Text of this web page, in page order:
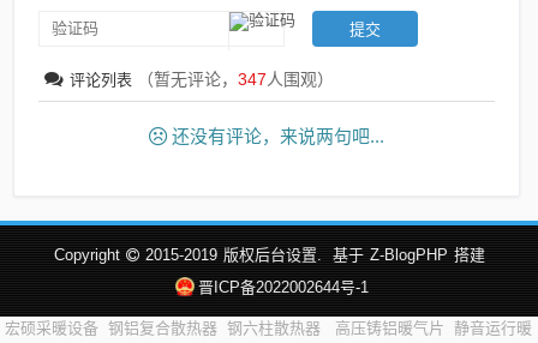
评论列表 （暂无评论，347人围观）
还没有评论，来说两句吧...
Copyright 2015-2019 版权后台设置. 基于 Z-BlogPHP 搭建
晋ICP备2022002644号-1
宏硕采暖设备 钢铝复合散热器 钢六柱散热器 高压铸铝暖气片 静音运行暖